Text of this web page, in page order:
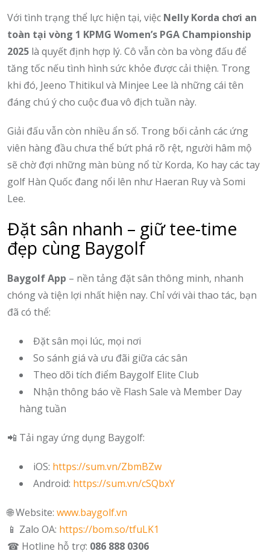
Với tình trạng thể lực hiện tại, việc Nelly Korda chơi an
toàn tại vòng 1 KPMG Women’s PGA Championship
2025 là quyết định hợp lý. Cô vẫn còn ba vòng đấu để
tăng tốc nếu tình hình sức khỏe được cải thiện. Trong
khi đó, Jeeno Thitikul và Minjee Lee là những cái tên
đáng chú ý cho cuộc đua vô địch tuần này.
Giải đấu vẫn còn nhiều ẩn số. Trong bối cảnh các ứng
viên hàng đầu chưa thể bứt phá rõ rệt, người hâm mộ
sẽ chờ đợi những màn bùng nổ từ Korda, Ko hay các tay
golf Hàn Quốc đang nổi lên như Haeran Ruy và Somi
Lee.
Đặt sân nhanh – giữ tee-time
đẹp cùng Baygolf
Baygolf App – nền tảng đặt sân thông minh, nhanh
chóng và tiện lợi nhất hiện nay. Chỉ với vài thao tác, bạn
đã có thể:
Đặt sân mọi lúc, mọi nơi
So sánh giá và ưu đãi giữa các sân
Theo dõi tích điểm Baygolf Elite Club
Nhận thông báo về Flash Sale và Member Day
hàng tuần
📲 Tải ngay ứng dụng Baygolf:
iOS: https://sum.vn/ZbmBZw
Android: https://sum.vn/cSQbxY
🌐 Website: www.baygolf.vn
📱 Zalo OA: https://bom.so/tfuLK1
☎ Hotline hỗ trợ: 086 888 0306